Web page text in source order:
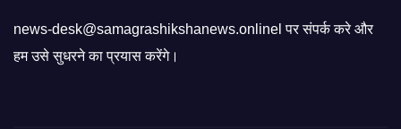
news-desk@samagrashikshanews.onlinel पर संपर्क करे और
हम उसे सुधरने का प्रयास करेंगे।